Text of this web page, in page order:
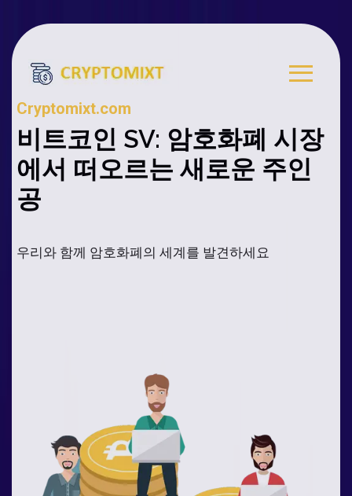
Cryptomixt.com
비트코인 SV: 암호화폐 시장
에서 떠오르는 새로운 주인
공
우리와 함께 암호화폐의 세계를 발견하세요